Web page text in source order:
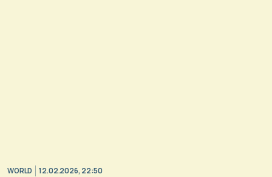
WORLD 12.02.2026, 22:50